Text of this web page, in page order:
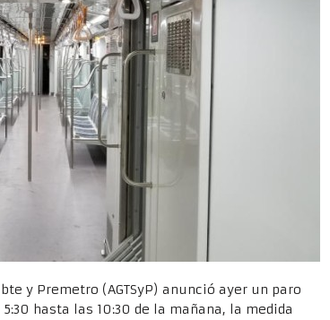
y Premetro (AGTSyP) anunció ayer un paro
hasta las 10:30 de la mañana, la medida